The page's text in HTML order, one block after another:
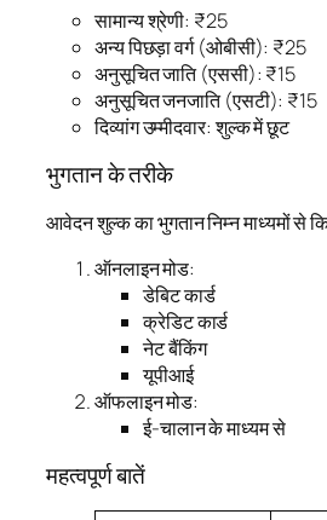
सामान्य श्रेणी: ₹25
अन्य पिछड़ा वर्ग (ओबीसी): ₹25
अनुसूचित जाति (एससी): ₹15
अनुसूचित जनजाति (एसटी): ₹15
दिव्यांग उम्मीदवार: शुल्क में छूट
भुगतान के तरीके
आवेदन शुल्क का भुगतान निम्न माध्यमों से
ऑनलाइन मोड:
डेबिट कार्ड
क्रेडिट कार्ड
नेट बैंकिंग
यूपीआई
ऑफलाइन मोड:
ई-चालान के माध्यम से
महत्वपूर्ण बातें